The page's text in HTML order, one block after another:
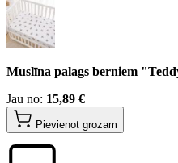
Muslīna palags berniem
Jau no: 15,89 €
Pievienot grozam